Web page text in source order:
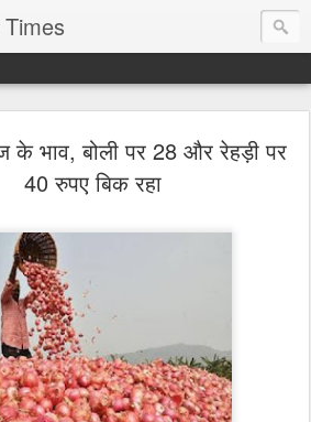
के भाव, बोली पर 28 और रेहड़ी पर
40 रुपए बिक रहा